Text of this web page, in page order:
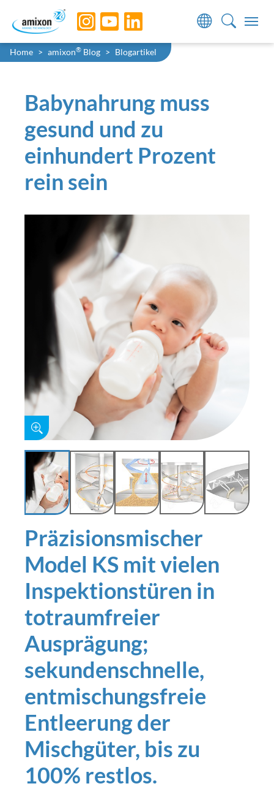
Skip to main navigation
Skip to main content
Skip to page footer
Sie sind hier:
Home amixon® Blog Blogartikel
Babynahrung muss
gesund und zu
einhundert Prozent
rein sein
Präzisionsmischer
Model KS mit vielen
Inspektionstüren in
totraumfreier
Ausprägung;
sekundenschnelle,
entmischungsfreie
Entleerung der
Mischgüter, bis zu
100% restlos.